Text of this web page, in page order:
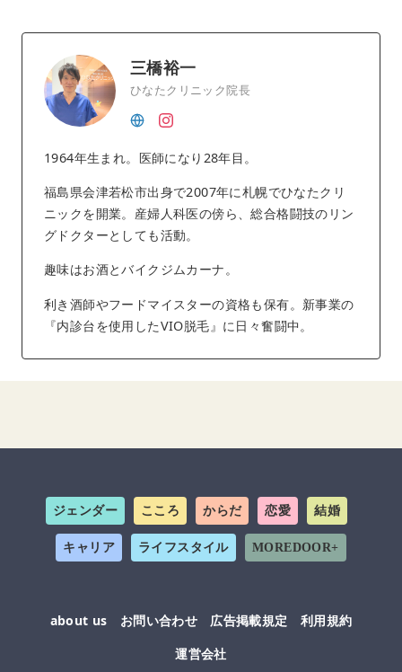
三橋裕一
ひなたクリニック院長
1964年生まれ。医師になり28年目。
福島県会津若松市出身で2007年に札幌でひなたクリ
ニックを開業。産婦人科医の傍ら、総合格闘技のリン
グドクターとしても活動。
趣味はお酒とバイクジムカーナ。
利き酒師やフードマイスターの資格も保有。新事業の
『内診台を使用したVIO脱毛』に日々奮闘中。
ジェンダー こころ からだ 恋愛 結婚
キャリア ライフスタイル MOREDOOR+
about us お問い合わせ 広告掲載規定
利用規約
運営会社